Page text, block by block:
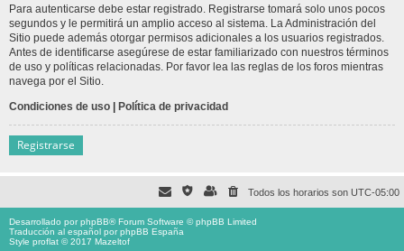
Para autenticarse debe estar registrado. Registrarse tomará solo unos pocos
segundos y le permitirá un amplio acceso al sistema. La Administración del
Sitio puede además otorgar permisos adicionales a los usuarios registrados.
Antes de identificarse asegúrese de estar familiarizado con nuestros términos
de uso y políticas relacionadas. Por favor lea las reglas de los foros mientras
navega por el Sitio.
Condiciones de uso | Política de privacidad
Registrarse
Todos los horarios son UTC-05:00
Desarrollado porphpBB® Forum Software © phpBB Limited
Traducción al español porphpBB España
Style proflat © 2017 Mazeltof